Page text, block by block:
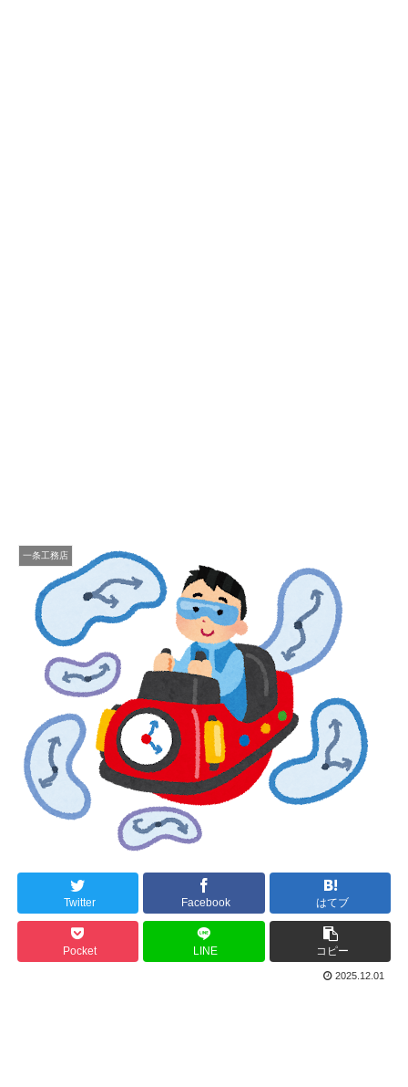
一条工務店
Twitter Facebook はてブ
Pocket LINE コピー
2025.12.01